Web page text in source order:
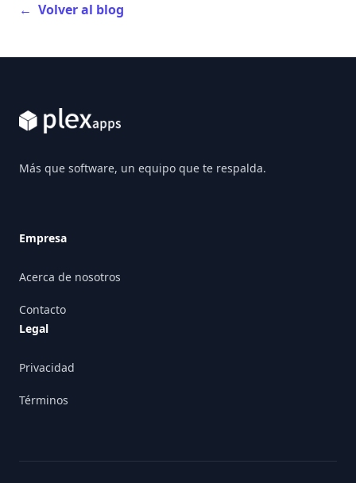
← Volver al blog
Más que software, un equipo que te respalda.
Empresa
Acerca de nosotros
Contacto
Legal
Privacidad
Términos